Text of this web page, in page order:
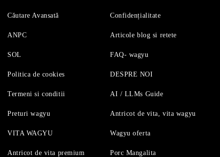
Căutare Avansată Confidențialitate
ANPC
SOL
Politica de cookies
Termeni si conditii
Articole blog si retete
FAQ- wagyu
DESPRE NOI
AI / LLMs Guide
Preturi wagyu
VITA WAGYU
Antricot de vita premium
Antricot de vita, vita wagyu
Wagyu oferta
Porc Mangalita